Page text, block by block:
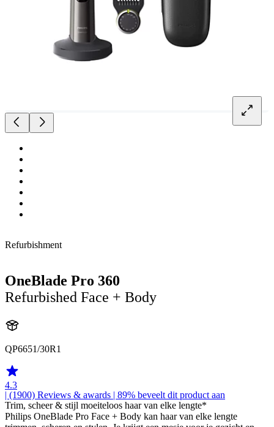
Refurbishment
OneBlade Pro 360
Refurbished Face + Body
QP6651/30R1
4.3
| (1900) Reviews & awards | 89% beveelt dit product aan
Trim, scheer & stijl moeiteloos haar van elke lengte*
Philips OneBlade Pro Face + Body kan haar van elke lengte